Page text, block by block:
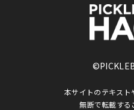
本サイトのテキスト
無断で転載する